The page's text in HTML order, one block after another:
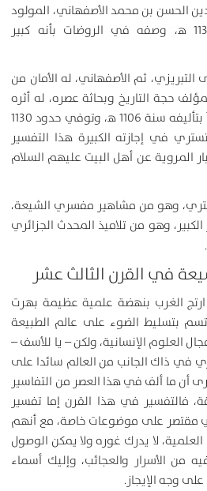
الحسن بن محمد الأصفهاني، المولود
1062 ه‍، والمتوفى بها 1135 ه‍، وصفه في الروضات بأنه كبير
التبريزي، ثم الأصفهاني، له الأمان من
حجة التاريخ وبحاثة عصره، له أثره
الخالد رياض العلماء الذي بدأ بتأليفه سنة 1106 ه‍، وتوفي حدود 1130
في إجازته الكبيرة هذا التفسير
المروية عن أهل البيت عليهم السلام
وهو من مشاهير مفسري الشيعة،
التفسير الكبير، وهو من تلاميذ المحدث الجزائري
.
في القرن الثالث عشر
الغرب بنهضة علمية عظيمة بهرت
بتسليط الضوء على عالم الطبيعة
العلوم الإنسانية، ولكن – يا للأسف –
في ذاك الجانب من العالم سائدا على
أن ما ألف في هذا العصر من التفاسير
فالتفسير في هذا القرن إما تفسير
مقتصر على موضوعات خاصة، مع أنهم
العلمية، لا يدرك غوره ولا يمكن الوصول
من الأسرار والعجائب، وإليك أسماء
وجه الإيجاز.